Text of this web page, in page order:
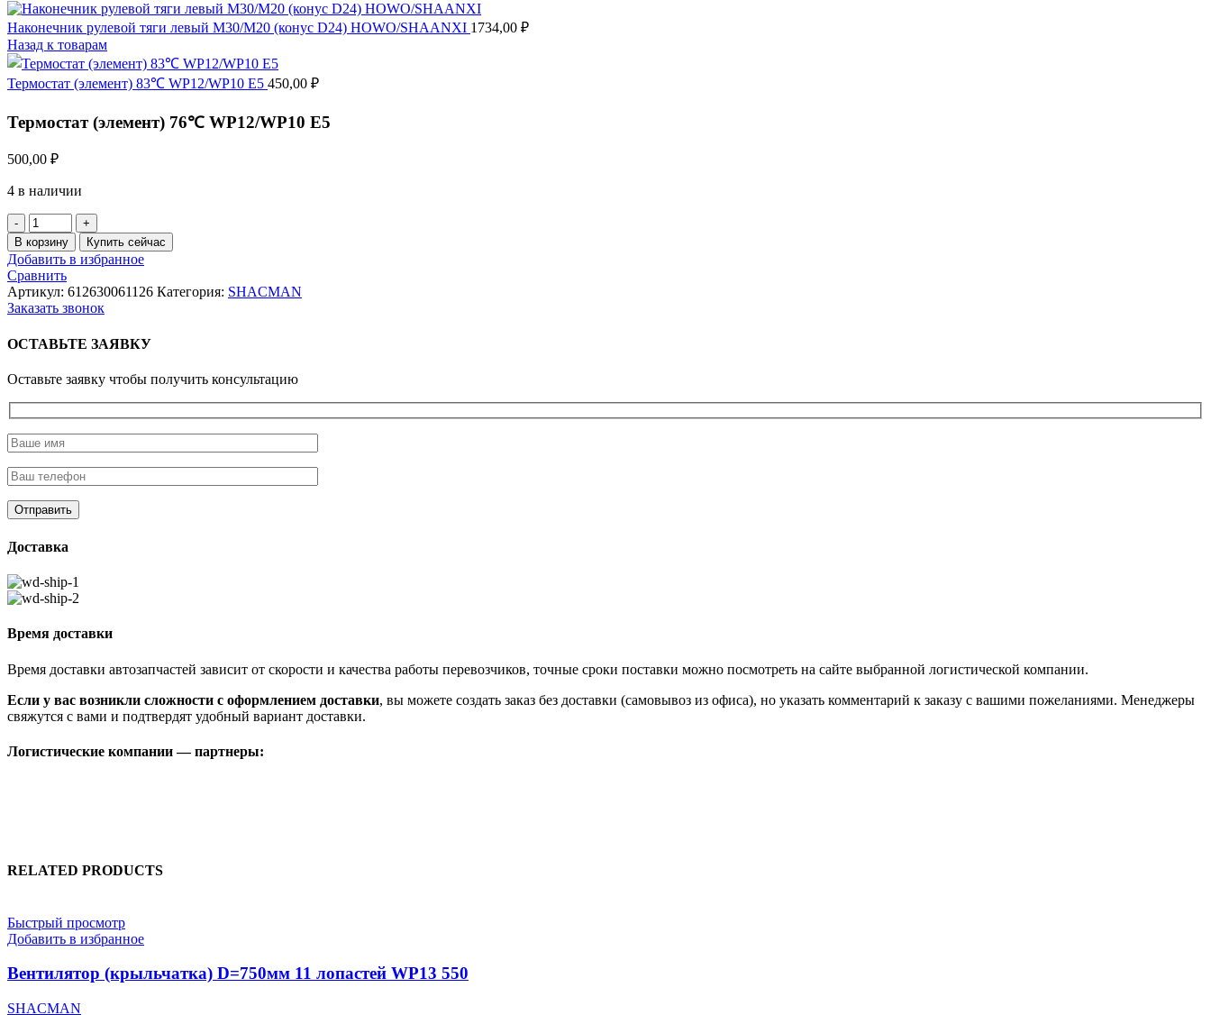
Наконечник рулевой тяги левый М30/М20 (конус D24) HOWO/SHAANXI 1734,00 ₽
Назад к товарам
Термостат (элемент) 83℃ WP12/WP10 E5 450,00 ₽
Термостат (элемент) 76℃ WP12/WP10 E5
500,00 ₽
4 в наличии
Количество
товара
Термостат
(элемент)
76℃
WP12/WP10
В корзину Купить сейчас
Добавить в избранное
Сравнить
Артикул: 612630061126 Категория: SHACMAN
Заказать звонок
ОСТАВЬТЕ ЗАЯВКУ
Оставьте заявку чтобы получить консультацию
Доставка
Время доставки
Время доставки автозапчастей зависит от скорости и качества работы перевозчиков, точные сроки поставки можно посмотреть на сайте выбранной логистической компании.
Если у вас возникли сложности с оформлением доставки, вы можете создать заказ без доставки (самовывоз из офиса), но указать комментарий к заказу с вашими пожеланиями. Менеджеры
свяжутся с вами и подтвердят удобный вариант доставки.
Логистические компании — партнеры:
RELATED PRODUCTS
Быстрый просмотр
Добавить в избранное
Вентилятор (крыльчатка) D=750мм 11 лопастей WP13 550
SHACMAN